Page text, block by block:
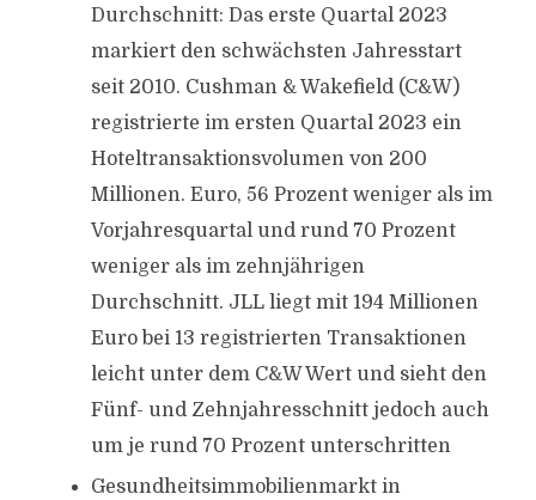
Durchschnitt: Das erste Quartal 2023
markiert den schwächsten Jahresstart
seit 2010. Cushman & Wakefield (C&W)
registrierte im ersten Quartal 2023 ein
Hoteltransaktionsvolumen von 200
Millionen. Euro, 56 Prozent weniger als im
Vorjahresquartal und rund 70 Prozent
weniger als im zehnjährigen
Durchschnitt. JLL liegt mit 194 Millionen
Euro bei 13 registrierten Transaktionen
leicht unter dem C&W Wert und sieht den
Fünf- und Zehnjahresschnitt jedoch auch
um je rund 70 Prozent unterschritten
Gesundheitsimmobilienmarkt in